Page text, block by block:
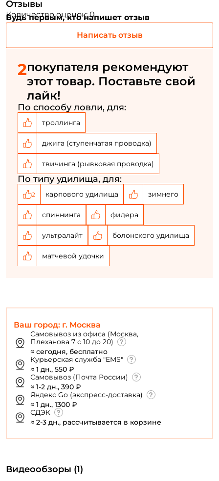
Ваш город: г. Москва
Самовывоз из офиса (Москва,
Плеханова 7 с 10 до 20)
≈ сегодня, бесплатно
Курьерская служба "EMS"
≈ 1 дн., 550 ₽
Самовывоз (Почта России)
≈ 1-2 дн., 390 ₽
Яндекс Go (экспресс-доставка)
≈ 1 дн., 1300 ₽
СДЭК
≈ 2-3 дн., рассчитывается в корзине
Отзывы
Количество оценок: 0
Будь первым, кто напишет отзыв
Написать отзыв
2покупателя рекомендуют
этот товар. Поставьте свой
лайк!
По способу ловли, для:
троллинга
джига (ступенчатая проводка)
твичинга (рывковая проводка)
По типу удилища, для:
2 карпового удилища зимнего
спиннинга фидера
ультралайт болонского удилища
матчевой удочки
Видеообзоры (1)
ФИО: *
Номер телефона: *
Придумайте пароль: *
Повторите пароль: *
Заполняя данную форму вы соглашаетесь на обработку
персональных данных
Создать аккаунт
У меня уже есть аккаунт